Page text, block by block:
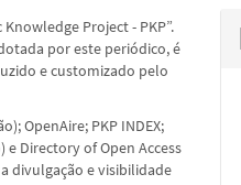
Project - PKP”.
por este periódico, é
e customizado pelo
OpenAire; PKP INDEX;
e Directory of Open Access
divulgação e visibilidade